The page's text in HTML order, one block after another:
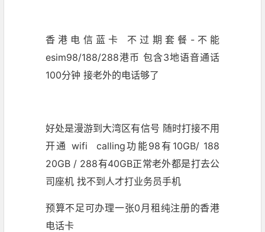
香港电信蓝卡 不过期套餐-不能
esim98/188/288港币 包含3地语音通话
100分钟 接老外的电话够了
好处是漫游到大湾区有信号 随时打接不用
开通 wifi calling功能98有10GB/ 188
20GB / 288有40GB正常老外都是打去公
司座机 找不到人才打业务员手机
预算不足可办理一张0月租纯注册的香港
电话卡